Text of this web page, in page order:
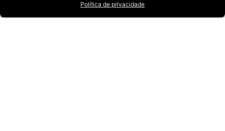
Política de privacidade